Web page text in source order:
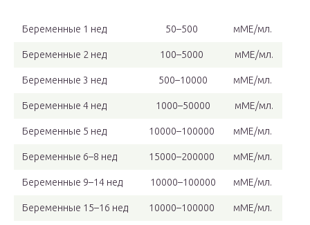
Беременные 1 нед 50–500 мМЕ/мл.
Беременные 2 нед 100–5000 мМЕ/мл.
Беременные 3 нед 500–10000 мМЕ/мл.
Беременные 4 нед 1000–50000 мМЕ/мл.
Беременные 5 нед 10000–100000 мМЕ/мл.
Беременные 6–8 нед 15000–200000 мМЕ/мл.
Беременные 9–14 нед 10000–100000 мМЕ/мл.
Беременные 15–16 нед 10000–100000 мМЕ/мл.